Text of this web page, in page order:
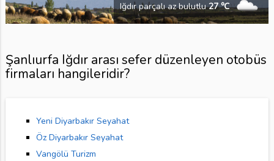
Iğdır parçalı az bulutlu27 ℃
Şanlıurfa Iğdır arası sefer düzenleyen otobüs
firmaları hangileridir?
Yeni Diyarbakır Seyahat
Öz Diyarbakır Seyahat
Vangölü Turizm